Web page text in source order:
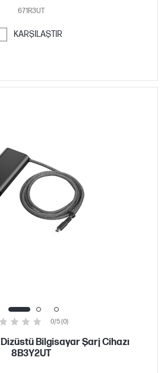
671R3UT
KARŞILAŞTIR
0/5 (0)
Dizüstü Bilgisayar Şarj Cihazı
8B3Y2UT